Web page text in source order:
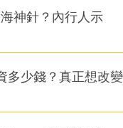
神針？內行人示
多少錢？真正想改變